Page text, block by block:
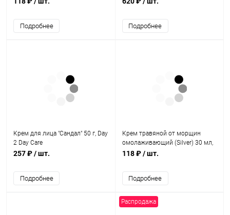
Подробнее Подробнее
Крем для лица "Сандал" 50 г, Day
2 Day Care
257 ₽/ шт.
Подробнее
Крем травяной от морщин
омолаживающий (Silver) 30 мл,
Diminmark
118 ₽/ шт.
Подробнее
Распродажа